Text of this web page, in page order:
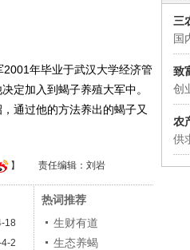
三
国
致
创
农
供
年毕业于武汉大学经济管
定加入到蝎子养殖大军中。
通过他的方法养出的蝎子又
】 责任编辑：刘岩
18
2
热词推荐
生财有道
生态养蝎